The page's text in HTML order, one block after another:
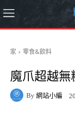
家 零食&飲料
魔爪超越無
By 網站小編